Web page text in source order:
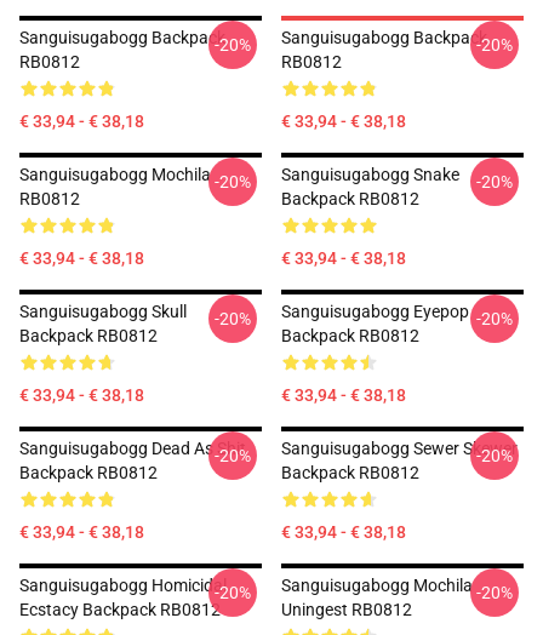
Sanguisugabogg Backpack
RB0812
€ 33,94 - € 38,18
-20%
Sanguisugabogg Backpack
RB0812
€ 33,94 - € 38,18
-20%
Sanguisugabogg Mochila
RB0812
€ 33,94 - € 38,18
-20%
Sanguisugabogg Snake
Backpack RB0812
€ 33,94 - € 38,18
-20%
Sanguisugabogg Skull
Backpack RB0812
€ 33,94 - € 38,18
-20%
Sanguisugabogg Eyepop
Backpack RB0812
€ 33,94 - € 38,18
-20%
Sanguisugabogg Dead As Shit
Backpack RB0812
€ 33,94 - € 38,18
-20%
Sanguisugabogg Sewer Skewer
Backpack RB0812
€ 33,94 - € 38,18
-20%
Sanguisugabogg Homicidal
Ecstacy Backpack RB0812
-20%
Sanguisugabogg Mochila
Uningest RB0812
-20%